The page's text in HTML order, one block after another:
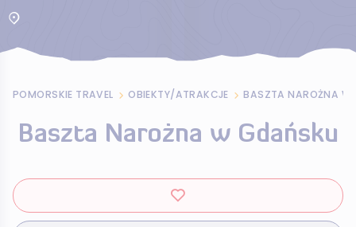
POMORSKIE TRAVEL OBIEKTY/ATRAKCJE BASZTA NAROŻNA W
Baszta Narożna w Gdańsku